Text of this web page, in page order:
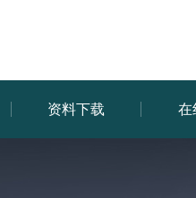
资料下载 在